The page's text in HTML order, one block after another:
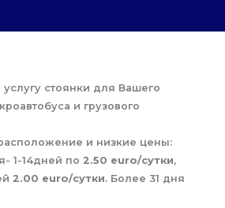
стоянки для Вашего
и грузового
и низкие цены:
1-14дней по 2.50 euro/сутки,
2.00 еuro/сутки. Более 31 дня